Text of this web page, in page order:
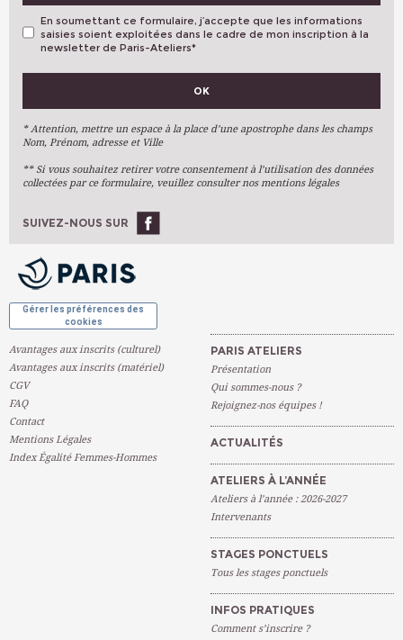
INTERVENANT (E) GUILLOT-GARNIER Isabelle
PLACES DISPONIBLES 1
VOS PRÉFÉRENCES
Arts Plastiques
Arts Du Texte
Arts Numériques
Ateliers À L'année
En soumettant ce formulaire, j’accepte que les informations
saisies soient exploitées dans le cadre de mon inscription à la
newsletter de Paris-Ateliers*
OK
* Attention, mettre un espace à la place d’une apostrophe dans les champs
Nom, Prénom, adresse et Ville
** Si vous souhaitez retirer votre consentement à l’utilisation des données
collectées par ce formulaire, veuillez consulter nos mentions légales
SUIVEZ-NOUS SUR
Gérer les préférences des
cookies
Avantages aux inscrits (culturel)
Avantages aux inscrits (matériel)
CGV
FAQ
Contact
Mentions Légales
Index Égalité Femmes-Hommes
PARIS ATELIERS
Présentation
Qui sommes-nous ?
Rejoignez-nos équipes !
ACTUALITÉS
ATELIERS À L’ANNÉE
Ateliers à l’année : 2026-2027
Intervenants
STAGES PONCTUELS
Tous les stages ponctuels
INFOS PRATIQUES
Comment s’inscrire ?